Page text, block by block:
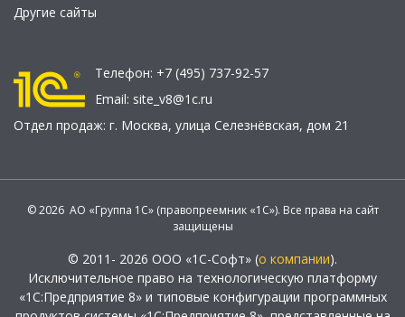
Другие сайты
Телефон: +7 (495) 737-92-57
Email: site_v8@1c.ru
Отдел продаж: г. Москва, улица Селезнёвская, дом 21
© 2026 АО «Группа 1С» (правопреемник «1С»). Все права на сайт
защищены
© 2011- 2026 ООО «1С-Софт» (о компании).
Исключительное право на технологическую платформу
«1С:Предприятие 8» и типовые конфигурации программных